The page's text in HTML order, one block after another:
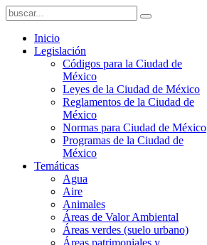
Inicio
Legislación
Códigos para la Ciudad de
México
Leyes de la Ciudad de México
Reglamentos de la Ciudad de
México
Normas para Ciudad de México
Programas de la Ciudad de
México
Temáticas
Agua
Aire
Animales
Áreas de Valor Ambiental
Áreas verdes (suelo urbano)
Áreas patrimoniales y